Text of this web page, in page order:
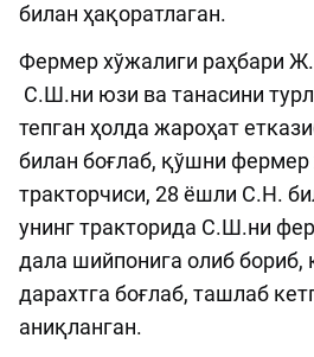
билан ҳақоратлаган.
Фермер хўжалиги раҳбари
С.Ш.ни юзи ва танасини
тепган ҳолда жароҳат
билан боғлаб, қўшни фермер
тракторчиси, 28 ёшли С.Н.
унинг тракторида С.Ш.ни
дала шийпонига олиб бориб,
дарахтга боғлаб, ташлаб
аниқланган.